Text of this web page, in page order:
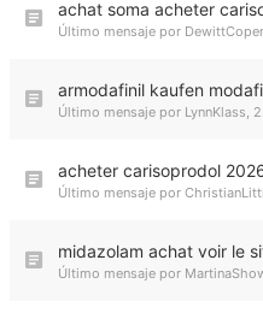
achat soma acheter
Último mensaje por
armodafinil kaufen
Último mensaje por LynnKlass,
acheter carisoprodol
Último mensaje por
midazolam achat voir le
Último mensaje por